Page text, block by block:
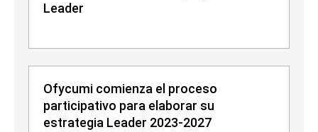
Leader
Ofycumi comienza el proceso
participativo para elaborar su
estrategia Leader 2023-2027